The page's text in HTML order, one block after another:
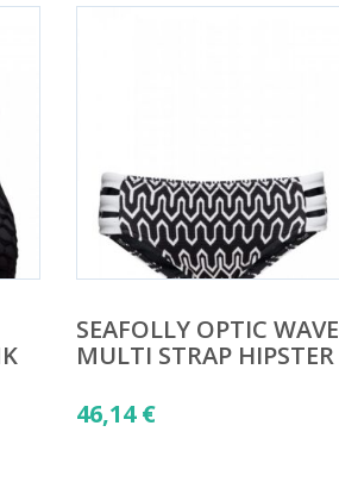
SEAFOLLY OPTIC WAVE
MULTI STRAP HIPSTER
46,14€